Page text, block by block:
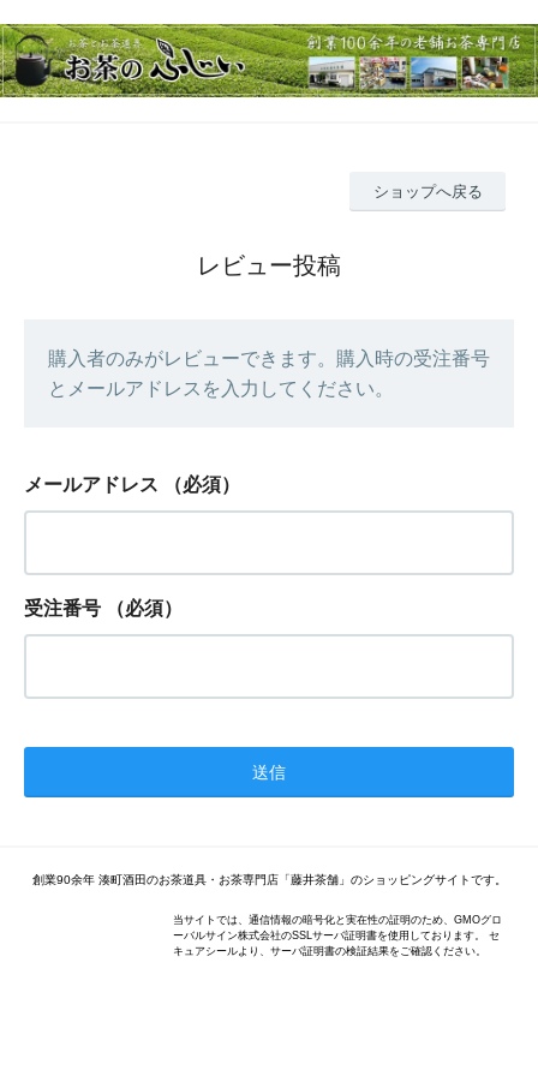
ショップへ戻る
レビュー投稿
購入者のみがレビューできます。購入時の受注番号
とメールアドレスを入力してください。
メールアドレス （必須）
受注番号 （必須）
創業90余年 湊町酒田のお茶道具・お茶専門店「藤井茶舗」のショッピングサイトです。
当サイトでは、通信情報の暗号化と実在性の証明のため、GMOグロ
ーバルサイン株式会社のSSLサーバ証明書を使用しております。 セ
キュアシールより、サーバ証明書の検証結果をご確認ください。